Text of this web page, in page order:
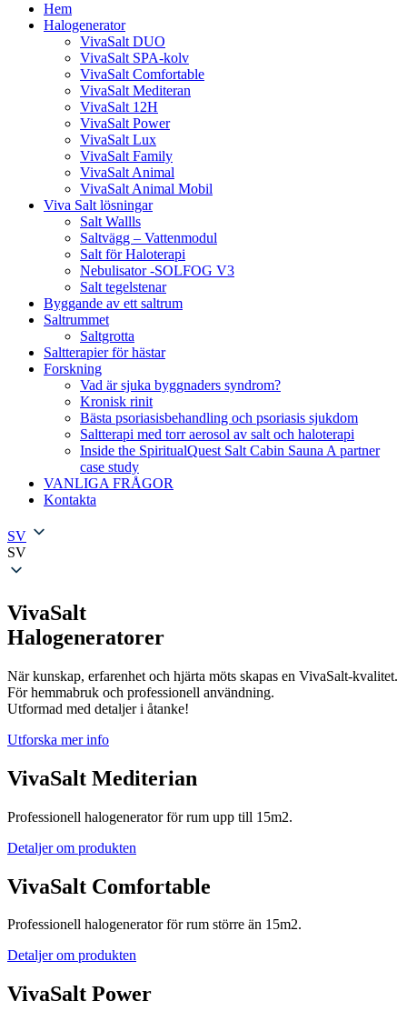
Hem
Halogenerator
VivaSalt DUO
VivaSalt SPA-kolv
VivaSalt Comfortable
VivaSalt Mediteran
VivaSalt 12H
VivaSalt Power
VivaSalt Lux
VivaSalt Family
VivaSalt Animal
VivaSalt Animal Mobil
Viva Salt lösningar
Salt Wallls
Saltvägg – Vattenmodul
Salt för Haloterapi
Nebulisator -SOLFOG V3
Salt tegelstenar
Byggande av ett saltrum
Saltrummet
Saltgrotta
Saltterapier för hästar
Forskning
Vad är sjuka byggnaders syndrom?
Kronisk rinit
Bästa psoriasisbehandling och psoriasis sjukdom
Saltterapi med torr aerosol av salt och haloterapi
Inside the SpiritualQuest Salt Cabin Sauna A partner
case study
VANLIGA FRÅGOR
Kontakta
SV
SV
VivaSalt
Halogeneratorer
När kunskap, erfarenhet och hjärta möts skapas en VivaSalt-kvalitet.
För hemmabruk och professionell användning.
Utformad med detaljer i åtanke!
Utforska mer info
VivaSalt Mediterian
Professionell halogenerator för rum upp till 15m2.
Detaljer om produkten
VivaSalt Comfortable
Professionell halogenerator för rum större än 15m2.
Detaljer om produkten
VivaSalt Power